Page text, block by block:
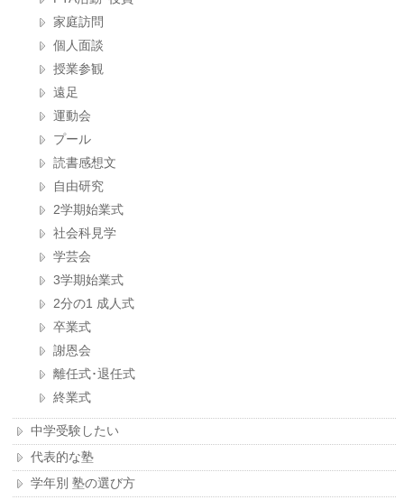
家庭訪問
個人面談
授業参観
遠足
運動会
プール
読書感想文
自由研究
2学期始業式
社会科見学
学芸会
3学期始業式
2分の1 成人式
卒業式
謝恩会
離任式･退任式
終業式
中学受験したい
代表的な塾
学年別 塾の選び方